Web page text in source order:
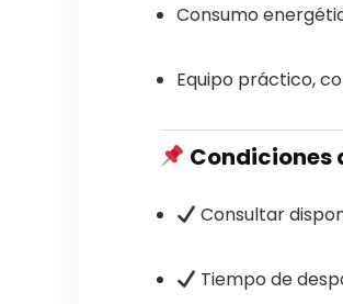
Consumo
Equipo práctico,
Condiciones
Consultar
Tiempo de